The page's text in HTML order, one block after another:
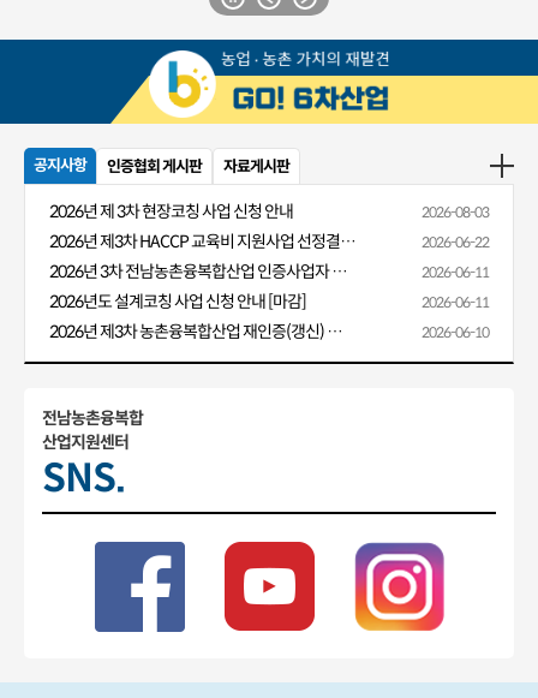
공지사항 인증협회 게시판 자료게시판
2026년 제 3차 현장코칭 사업 신청 안내 2026-08-03
2026년 제3차 HACCP 교육비 지원사업 선정결과 알림 2026-06-22
2026년 3차 전남농촌융복합산업 인증사업자 HACCP 교육비 지원 안내 2026-06-11
2026년도 설계코칭 사업 신청 안내 [마감] 2026-06-11
2026년 제3차 농촌융복합산업 재인증(갱신) 신청 안내 2026-06-10
전남농촌융복합
산업지원센터
SNS.